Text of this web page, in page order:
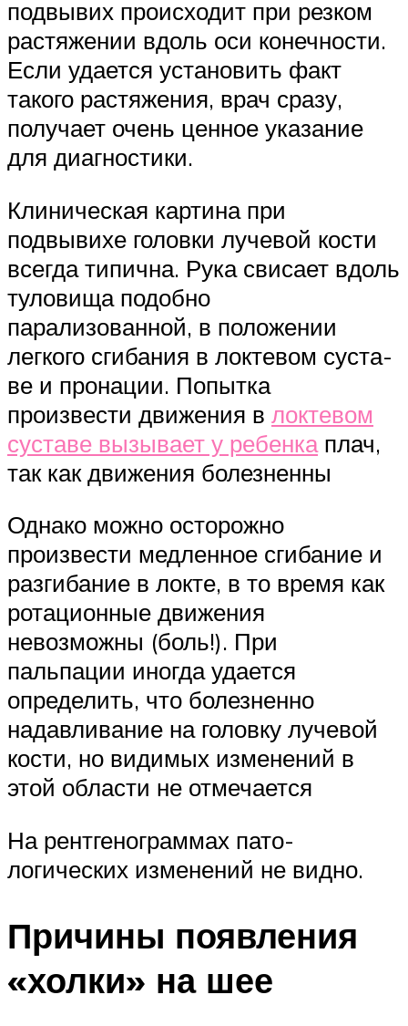
подвывих происходит при резком
растяжении вдоль оси конечности.
Если удается установить факт
такого растяжения, врач сра­зу,
получает очень ценное указание
для диагностики.
Клиническая картина при
подвывихе головки лучевой кости
всегда типична. Рука свисает вдоль
туловища подобно
парализованной, в положении
легкого сгибания в локтевом суста­
ве и пронации. Попытка
произвести движения в локтевом
суставе вызывает у ребенкаплач,
так как движения болезненны
Однако можно осторожно
произвести медленное сгибание и
разгибание в локте, в то время как
рота­ционные движения
невозможны (боль!). При
пальпации иногда удается
определить, что болезненно
надавливание на головку лучевой
кости, но ви­димых изменений в
этой области не отмечается
На рентгенограммах пато­
логических изменений не видно.
Причины появления
«холки» на шее